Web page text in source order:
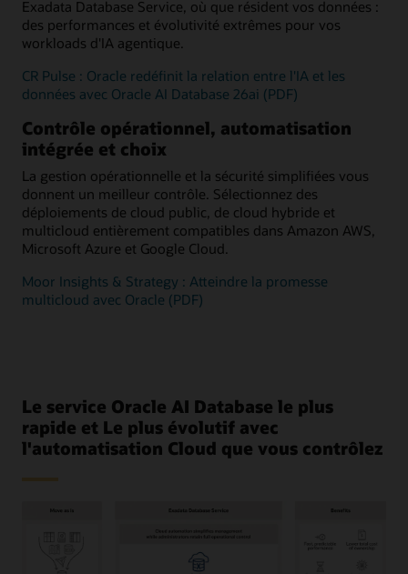
Exadata Database Service, où que résident vos données :
des performances et évolutivité extrêmes pour vos
workloads d'IA agentique.
CR Pulse : Oracle redéfinit la relation entre l'IA et les
données avec Oracle AI Database 26ai (PDF)
Contrôle opérationnel, automatisation
intégrée et choix
La gestion opérationnelle et la sécurité simplifiées vous
donnent un meilleur contrôle. Sélectionnez des
déploiements de cloud public, de cloud hybride et
multicloud entièrement compatibles dans Amazon AWS,
Microsoft Azure et Google Cloud.
Moor Insights & Strategy : Atteindre la promesse
multicloud avec Oracle (PDF)
Le service Oracle AI Database le plus
rapide et Le plus évolutif avec
l'automatisation Cloud que vous contrôlez